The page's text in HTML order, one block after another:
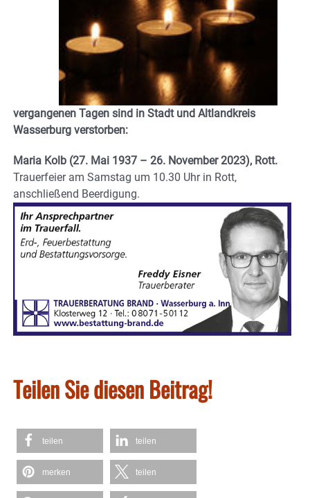
vergangenen Tagen sind in Stadt und Altlandkreis
Wasserburg verstorben:
Maria Kolb (27. Mai 1937 – 26. November 2023), Rott.
Trauerfeier am Samstag um 10.30 Uhr in Rott,
anschließend Beerdigung.
Teilen Sie diesen Beitrag!
teilen teilen
merken teilen